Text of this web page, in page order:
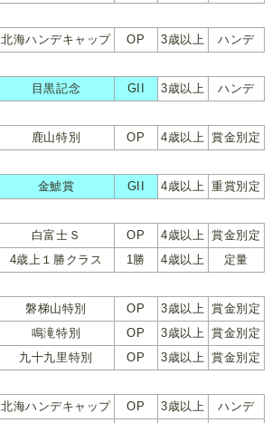
北海ハンデキャップ OP 3歳以上 ハンデ
目黒記念 GII 3歳以上 ハンデ
鹿山特別 OP 4歳以上 賞金別定
金鯱賞 GII 4歳以上 重賞別定
白富士Ｓ OP 4歳以上 賞金別定
4歳上１勝クラス 1勝 4歳以上 定量
磐梯山特別 OP 3歳以上 賞金別定
鳴滝特別 OP 3歳以上 賞金別定
九十九里特別 OP 3歳以上 賞金別定
北海ハンデキャップ OP 3歳以上
ハンデ